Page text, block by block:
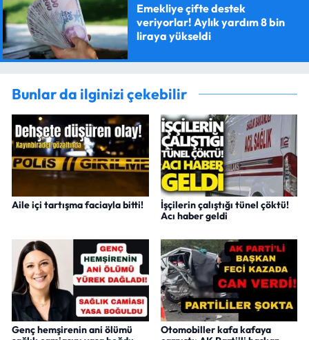
Emekliye çifte destek
veriyorlar! Aylık yardım 8 bin
liraya yükseldi
Bunlar da ilginizi çekebilir
Aile içi tartışma faciayla bitti!
İşçilerin çalıştığı tünel çöktü!
Acı haber geldi
Genç hemşirenin ani ölümü
Otomobiller kafa kafaya